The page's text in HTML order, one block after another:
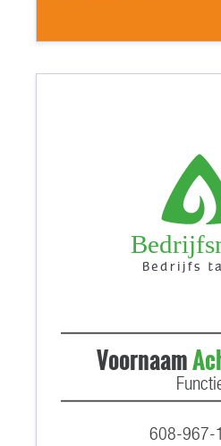
608-967-
Voornaam
Bedrijfs